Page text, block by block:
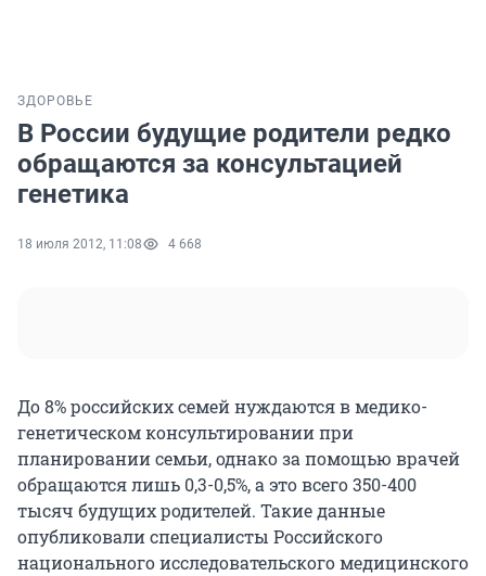
ЗДОРОВЬЕ
В России будущие родители редко
обращаются за консультацией
генетика
18 июля 2012, 11:08 4 668
До 8% российских семей нуждаются в медико-
генетическом консультировании при
планировании семьи, однако за помощью врачей
обращаются лишь 0,3-0,5%, а это всего 350-400
тысяч будущих родителей. Такие данные
опубликовали специалисты Российского
национального исследовательского медицинского